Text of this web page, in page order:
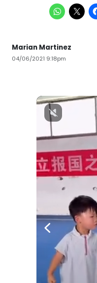
Marian Martinez
04/06/2021 9:18pm